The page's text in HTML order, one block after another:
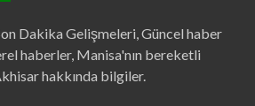
Dakika Gelişmeleri, Güncel haber
haberler, Manisa'nın bereketli
hakkında bilgiler.